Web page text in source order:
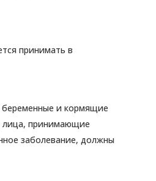
принимать в
беременные и кормящие
лица, принимающие
заболевание, должны